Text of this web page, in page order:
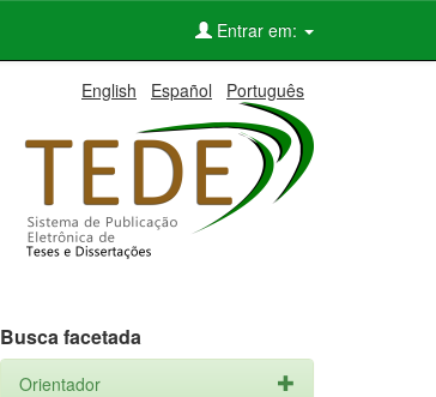
Entrar em:
English Español Português
Busca facetada
Orientador